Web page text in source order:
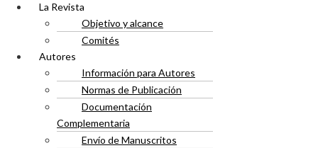
La Revista
Objetivo y alcance
Comités
Autores
Información para Autores
Normas de Publicación
Documentación
Complementaria
Envío de Manuscritos